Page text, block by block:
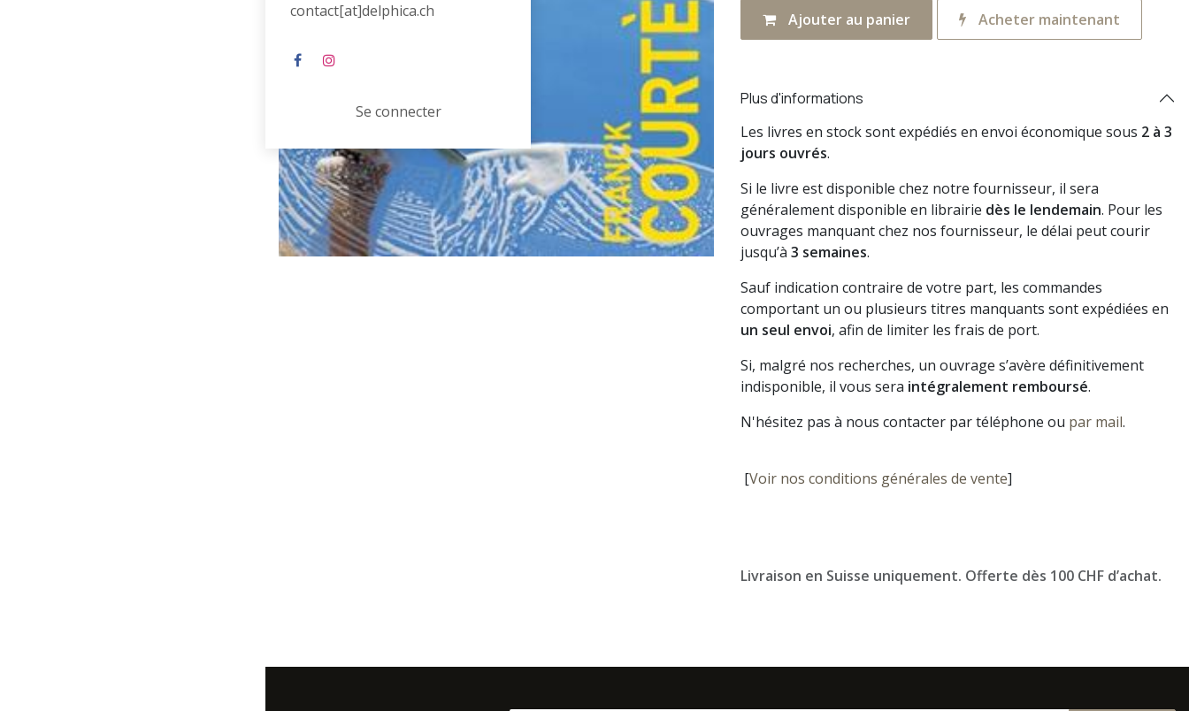
contact[at]delphica.ch
Se connecter
Ajouter au panier Acheter maintenant
Plus d'informations
Les livres en stock sont expédiés en envoi économique sous 2 à 3
jours ouvrés.
Si le livre est disponible chez notre fournisseur, il sera
généralement disponible en librairie dès le lendemain. Pour les
ouvrages manquant chez nos fournisseur, le délai peut courir
jusqu’à 3 semaines.
Sauf indication contraire de votre part, les commandes
comportant un ou plusieurs titres manquants sont expédiées en
un seul envoi, afin de limiter les frais de port.
Si, malgré nos recherches, un ouvrage s’avère définitivement
indisponible, il vous sera intégralement remboursé.
N'hésitez pas à nous contacter par téléphone ou par mail.
[Voir nos conditions générales de vente]
Livraison en Suisse uniquement. Offerte dès 100 CHF d’achat.